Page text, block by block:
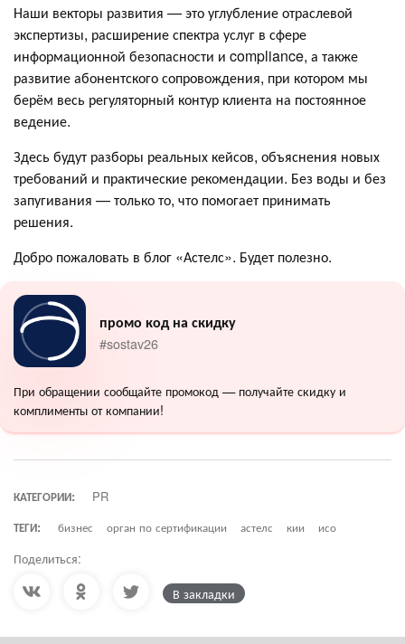
Наши векторы развития — это углубление отраслевой
экспертизы, расширение спектра услуг в сфере
информационной безопасности и compliance, а также
развитие абонентского сопровождения, при котором мы
берём весь регуляторный контур клиента на постоянное
ведение.
Здесь будут разборы реальных кейсов, объяснения новых
требований и практические рекомендации. Без воды и без
запугивания — только то, что помогает принимать
решения.
Добро пожаловать в блог «Астелс». Будет полезно.
промо код на скидку
#sostav26
При обращении сообщайте промокод — получайте скидку и
комплименты от компании!
КАТЕГОРИИ:
PR
ТЕГИ:
бизнес орган по сертификации астелс кии исо
Поделиться:
В закладки